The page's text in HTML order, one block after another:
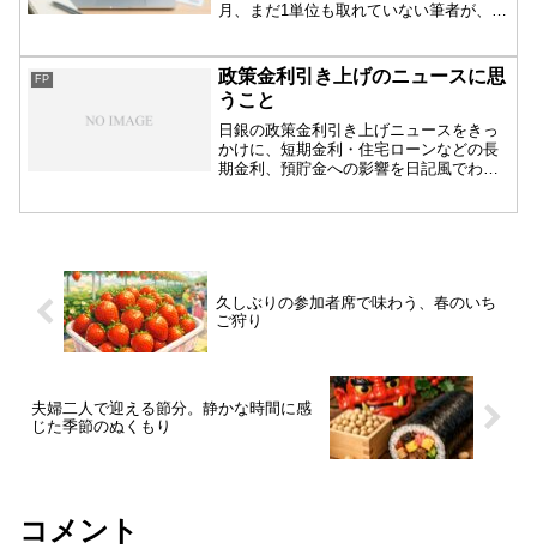
月、まだ1単位も取れていない筆者が、継
FP
政策金利引き上げのニュースに思
うこと
日銀の政策金利引き上げニュースをきっ
かけに、短期金利・住宅ローンなどの長
期金利、預貯金への影響を日記風でわか
久しぶりの参加者席で味わう、春のいち
ご狩り
夫婦二人で迎える節分。静かな時間に感
じた季節のぬくもり
コメント